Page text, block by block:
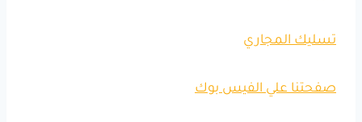
تسليك المجاري
صفحتنا علي الفيس بوك